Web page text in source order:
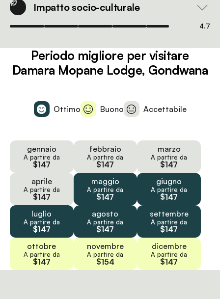
Impatto socio-culturale
4.7
Periodo migliore per visitare
Damara Mopane Lodge, Gondwana
Ottimo Buono Accettabile
gennaio
A partire da
$147
febbraio
A partire da
$147
marzo
A partire da
$147
aprile
A partire da
$147
maggio
A partire da
$147
giugno
A partire da
$147
luglio
A partire da
$147
agosto
A partire da
$147
settembre
A partire da
$147
ottobre
A partire da
$147
novembre
A partire da
$154
dicembre
A partire da
$147